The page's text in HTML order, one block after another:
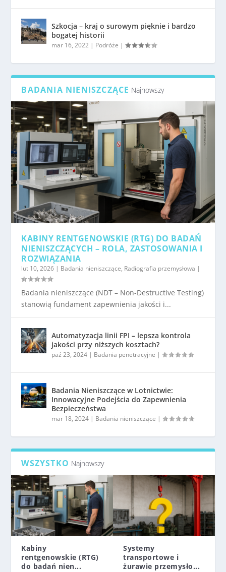
Szkocja – kraj o surowym pięknie i bardzo
bogatej historii
mar 16, 2022 | Podróże |
BADANIA NIENISZCZĄCE Najnowszy
KABINY RENTGENOWSKIE (RTG) DO BADAŃ
NIENISZCZĄCYCH – ROLA, ZASTOSOWANIA I
ROZWIĄZANIA
lut 10, 2026 | Badania nieniszczące, Radiografia przemysłowa |
Badania nieniszczące (NDT – Non-Destructive Testing)
stanowią fundament zapewnienia jakości i...
Automatyzacja linii FPI – lepsza kontrola
jakości przy niższych kosztach?
paź 23, 2024 | Badania penetracyjne |
Badania Nieniszczące w Lotnictwie:
Innowacyjne Podejścia do Zapewnienia
Bezpieczeństwa
mar 18, 2024 | Badania nieniszczące |
WSZYSTKO Najnowszy
Kabiny
rentgenowskie (RTG)
do badań nien...
Systemy
transportowe i
żurawie przemysło...